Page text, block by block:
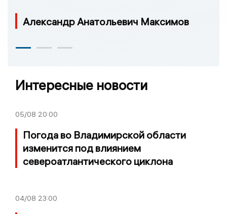
Александр Анатольевич Максимов
Интересные новости
05/08 20:00
Погода во Владимирской области
изменится под влиянием
североатлантического циклона
04/08 23:00